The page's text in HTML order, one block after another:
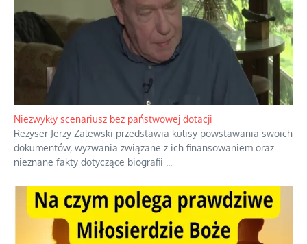
Niezwykły scenariusz bez państwowej dotacji
Reżyser Jerzy Zalewski przedstawia kulisy powstawania swoich
dokumentów, wyzwania związane z ich finansowaniem oraz
nieznane fakty dotyczące biografii